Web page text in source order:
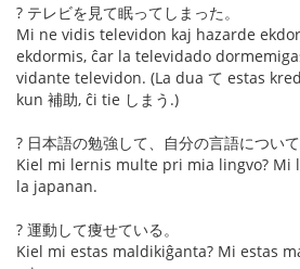
? テレビを見て眠ってしまった。
Mi ne vidis televidon kaj hazarde
ekdormis, ĉar la televidado
vidante televidon. (La dua て estas
kun 補助, ĉi tie しまう.)
? 日本語の勉強して、自分の言語について
Kiel mi lernis multe pri mia lingvo? Mi
la japanan.
? 運動して痩せている。
Kiel mi estas maldikiĝanta? Mi estas